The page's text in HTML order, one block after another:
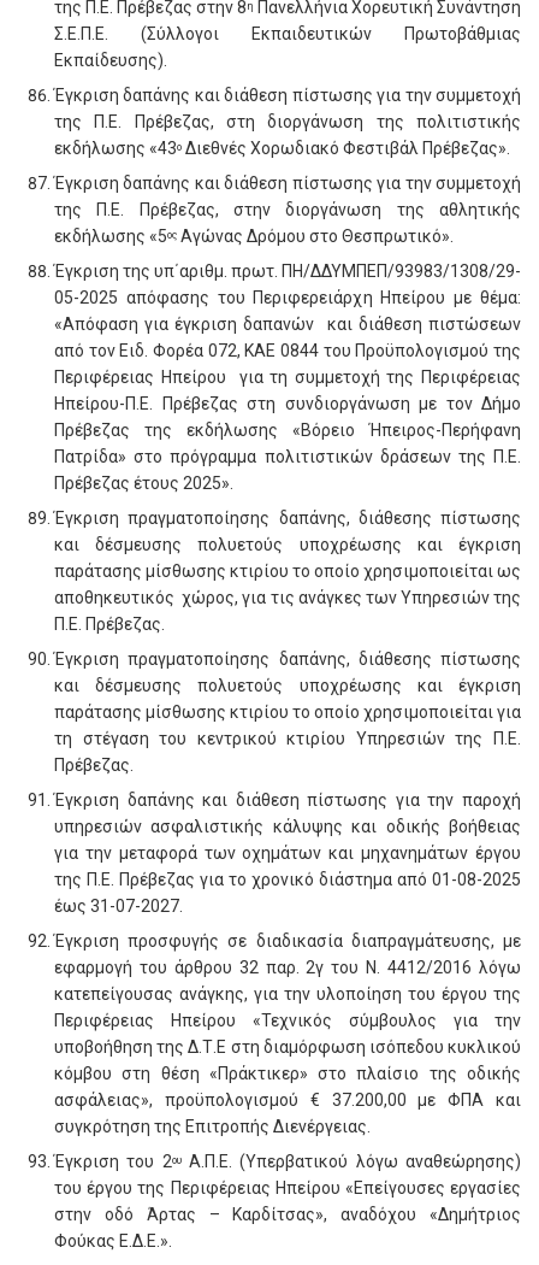
της Π.Ε. Πρέβεζας στην 8 η Πανελλήνια Χορευτική Συνάντηση
Σ.Ε.Π.Ε. (Σύλλογοι Εκπαιδευτικών Πρωτοβάθμιας
Εκπαίδευσης).
Έγκριση δαπάνης και διάθεση πίστωσης για την συμμετοχή
της Π.Ε. Πρέβεζας, στη διοργάνωση της πολιτιστικής
εκδήλωσης «43ο Διεθνές Χορωδιακό Φεστιβάλ Πρέβεζας».
Έγκριση δαπάνης και διάθεση πίστωσης για την συμμετοχή
της Π.Ε. Πρέβεζας, στην διοργάνωση της αθλητικής
εκδήλωσης «5ος Αγώνας Δρόμου στο Θεσπρωτικό».
Έγκριση της υπ΄αριθμ. πρωτ. ΠΗ/ΔΔΥΜΠΕΠ/93983/1308/29-
05-2025 απόφασης του Περιφερειάρχη Ηπείρου με θέμα:
«Απόφαση για έγκριση δαπανών και διάθεση πιστώσεων
από τον Ειδ. Φορέα 072, ΚΑΕ 0844 του Προϋπολογισμού της
Περιφέρειας Ηπείρου για τη συμμετοχή της Περιφέρειας
Ηπείρου-Π.Ε. Πρέβεζας στη συνδιοργάνωση με τον Δήμο
Πρέβεζας της εκδήλωσης «Βόρειο Ήπειρος-Περήφανη
Πατρίδα» στο πρόγραμμα πολιτιστικών δράσεων της Π.Ε.
Πρέβεζας έτους 2025».
Έγκριση πραγματοποίησης δαπάνης, διάθεσης πίστωσης
και δέσμευσης πολυετούς υποχρέωσης και έγκριση
παράτασης μίσθωσης κτιρίου το οποίο χρησιμοποιείται ως
αποθηκευτικός χώρος, για τις ανάγκες των Υπηρεσιών της
Π.Ε. Πρέβεζας.
Έγκριση πραγματοποίησης δαπάνης, διάθεσης πίστωσης
και δέσμευσης πολυετούς υποχρέωσης και έγκριση
παράτασης μίσθωσης κτιρίου το οποίο χρησιμοποιείται για
τη στέγαση του κεντρικού κτιρίου Υπηρεσιών της Π.Ε.
Πρέβεζας.
Έγκριση δαπάνης και διάθεση πίστωσης για την παροχή
υπηρεσιών ασφαλιστικής κάλυψης και οδικής βοήθειας
για την μεταφορά των οχημάτων και μηχανημάτων έργου
της Π.Ε. Πρέβεζας για το χρονικό διάστημα από 01-08-2025
έως 31-07-2027.
Έγκριση προσφυγής σε διαδικασία διαπραγμάτευσης, με
εφαρμογή του άρθρου 32 παρ. 2γ του Ν. 4412/2016 λόγω
κατεπείγουσας ανάγκης, για την υλοποίηση του έργου της
Περιφέρειας Ηπείρου «Τεχνικός σύμβουλος για την
υποβοήθηση της Δ.Τ.Ε στη διαμόρφωση ισόπεδου κυκλικού
κόμβου στη θέση «Πράκτικερ» στο πλαίσιο της οδικής
ασφάλειας», προϋπολογισμού € 37.200,00 με ΦΠΑ και
συγκρότηση της Επιτροπής Διενέργειας.
Έγκριση του 2ουΑ.Π.Ε. (Υπερβατικού λόγω αναθεώρησης)
του έργου της Περιφέρειας Ηπείρου «Επείγουσες εργασίες
στην οδό Άρτας – Καρδίτσας», αναδόχου «Δημήτριος
Φούκας Ε.Δ.Ε.».